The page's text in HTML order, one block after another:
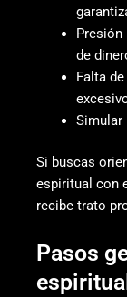
Presión
de
Falta
Simular
Si buscas
espiritual con
recibe trato
Pasos